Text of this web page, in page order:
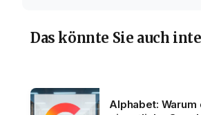
Das könnte Sie auch
Alphabet: